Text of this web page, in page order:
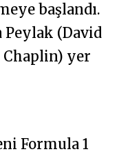
başlandı.
Peylak (David
Chaplin) yer
Formula 1